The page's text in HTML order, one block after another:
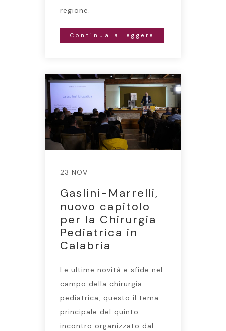
regione.
Continua a leggere
23 NOV
Gaslini-Marrelli,
nuovo capitolo
per la Chirurgia
Pediatrica in
Calabria
Le ultime novità e sfide nel
campo della chirurgia
pediatrica, questo il tema
principale del quinto
incontro organizzato dal